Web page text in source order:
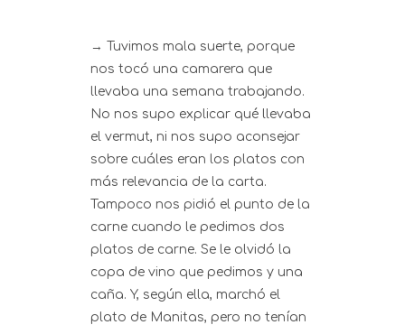
→ Tuvimos mala suerte, porque
nos tocó una camarera que
llevaba una semana trabajando.
No nos supo explicar qué llevaba
el vermut, ni nos supo aconsejar
sobre cuáles eran los platos con
más relevancia de la carta.
Tampoco nos pidió el punto de la
carne cuando le pedimos dos
platos de carne. Se le olvidó la
copa de vino que pedimos y una
caña. Y, según ella, marchó el
plato de Manitas, pero no tenían